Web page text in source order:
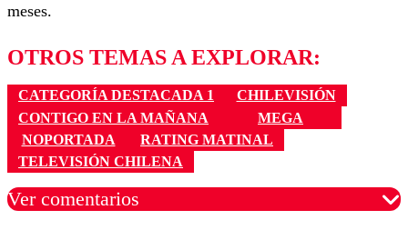
meses.
OTROS TEMAS A EXPLORAR:
CATEGORÍA DESTACADA 1
CHILEVISIÓN
CONTIGO EN LA MAÑANA
MEGA
NOPORTADA
RATING MATINAL
TELEVISIÓN CHILENA
Ver comentarios